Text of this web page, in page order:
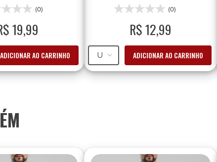
(0)
19,99
ADICIONAR AO CARRINHO
(0)
R$12,99
U ADICIONAR AO CARRINHO